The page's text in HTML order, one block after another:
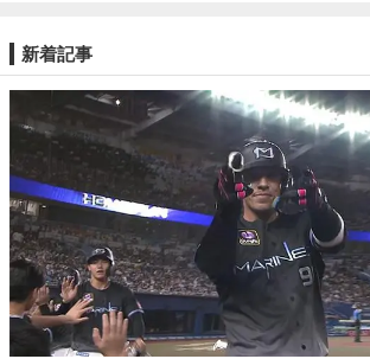
新着記事